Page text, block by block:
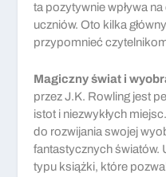
ta pozytywnie wpływa
uczniów. Oto kilka
przypomnieć
Magiczny świat i
przez J.K. Rowling jest
istot i niezwykłych
do rozwijania swojej
fantastycznych światów.
typu książki, które